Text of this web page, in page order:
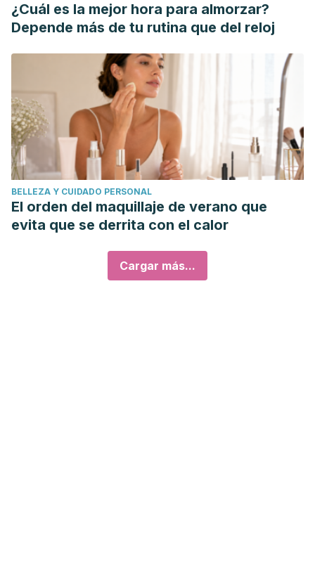
¿Cuál es la mejor hora para almorzar?
Depende más de tu rutina que del reloj
BELLEZA Y CUIDADO PERSONAL
El orden del maquillaje de verano que
evita que se derrita con el calor
Cargar más...